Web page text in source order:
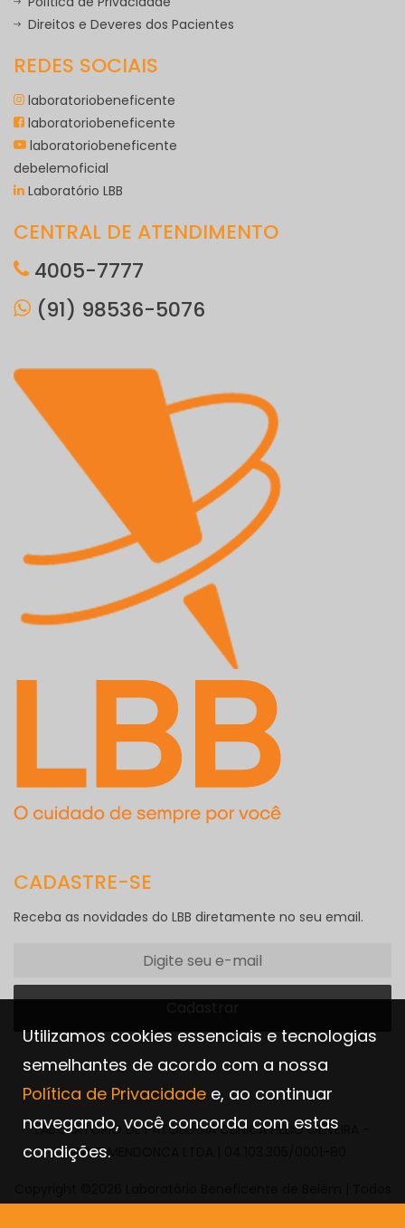
Direitos e Deveres dos Pacientes
REDES SOCIAIS
laboratoriobeneficente
laboratoriobeneficente
laboratoriobeneficente
debelemoficial
Laboratório LBB
CENTRAL DE ATENDIMENTO
4005-7777
(91) 98536-5076
CADASTRE-SE
Receba as novidades do LBB diretamente no seu email.
LABORATORIO DE PATOLOGIA CLINICA HELIO OLIVEIRA -
DANILO MENDONCA LTDA | 04.103.305/0001-80
Utilizamos cookies essenciais e tecnologias
semelhantes de acordo com a nossa
Política de Privacidade e, ao continuar
navegando, você concorda com estas
condições.